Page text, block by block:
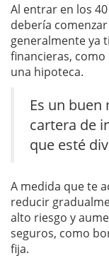
Al entrar en los
debería
generalmente ya
financieras, como
una hipoteca.
Es un
cartera de
que esté
A medida que te
reducir
alto riesgo y
seguros, como
fija.